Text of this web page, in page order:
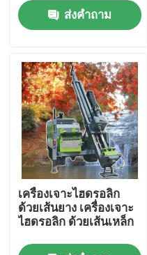
ผลิตภัณฑ์
ทัวร์โรงงาน
ควบคุมคุณภาพ
ติดต่อเรา
ส่งคำถาม
เครื่องเจาะไฮดรอลิก
ด้วยเส้นยาง เครื่องเจาะ
ไฮดรอลิก ด้วยเส้นเหล็ก